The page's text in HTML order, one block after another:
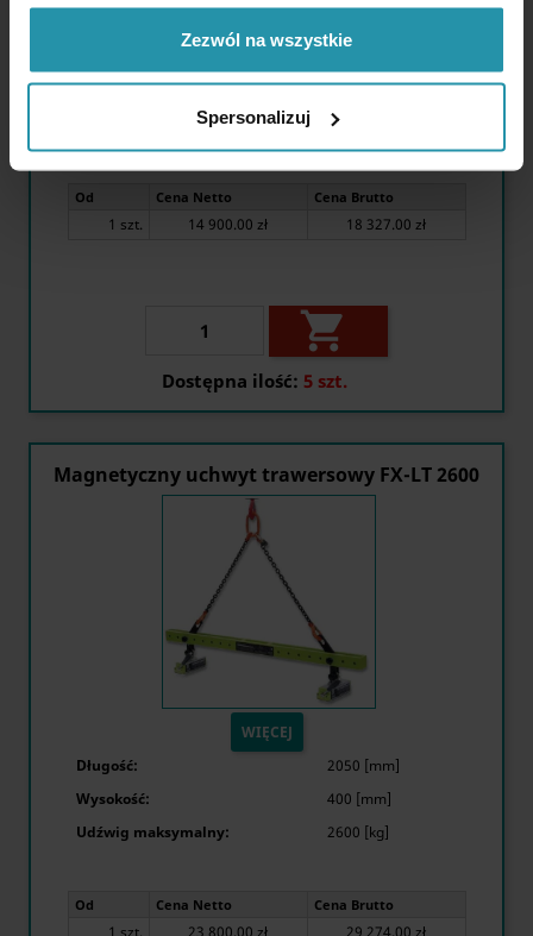
Zezwól na wszystkie
Spersonalizuj
Wysokość:
350 [mm]
Udźwig maksymalny:
1600 [kg]
Od Cena Netto Cena Brutto
1 szt. 14 900.00 zł 18 327.00 zł

Dostępna ilość: 5 szt.
Magnetyczny uchwyt trawersowy FX-LT 2600
WIĘCEJ
Długość:
2050 [mm]
Wysokość:
400 [mm]
Udźwig maksymalny:
2600 [kg]
Od Cena Netto Cena Brutto